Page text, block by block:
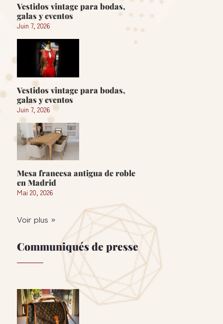
Vestidos vintage para bodas,
galas y eventos
Juin 7, 2026
Vestidos vintage para bodas,
galas y eventos
Juin 7, 2026
Mesa francesa antigua de roble
en Madrid
Mai 20, 2026
Voir plus »
Communiqués de presse